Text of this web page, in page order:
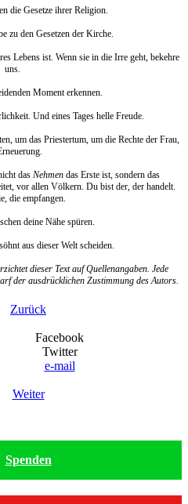
die Gesetze ihrer Religion.
zu den Gesetzen der Kirche.
Lebens ist. Wenn sie in die Irre geht, bekehre
uns.
Moment erkennen.
Und eines Tages helle Freude.
um das Priestertum, um die Rechte der Frau,
das Nehmen das Erste ist, sondern das
vor allen Völkern. Du bist der, der handelt.
die empfangen.
deine Nähe spüren.
aus dieser Welt scheiden.
dieser Text auf Quellenangaben. Jede
der ausdrücklichen Zustimmung des Autors.
Zurück
Facebook
Twitter
e-mail
Weiter
Spenden